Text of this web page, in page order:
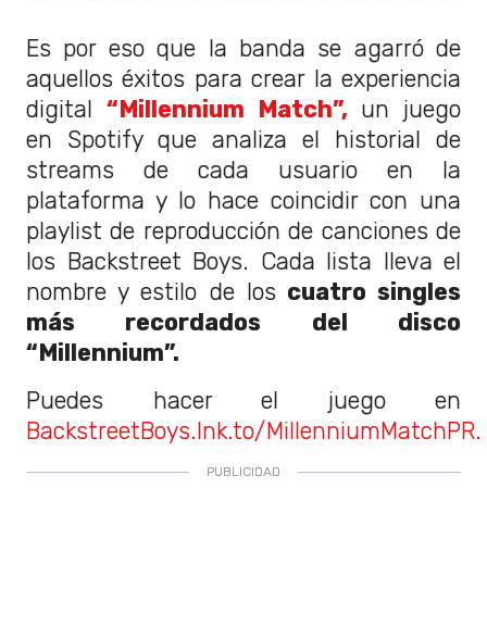
Es por eso que la banda se agarró de
aquellos éxitos para crear la experiencia
digital “Millennium Match”, un juego
en Spotify que analiza el historial de
streams de cada usuario en la
plataforma y lo hace coincidir con una
playlist de reproducción de canciones de
los Backstreet Boys. Cada lista lleva el
nombre y estilo de loscuatro singles
más recordados del disco
“Millennium”.
Puedes hacer el juego en
BackstreetBoys.lnk.to/MillenniumMatchPR.